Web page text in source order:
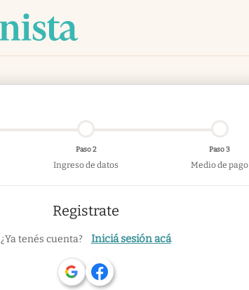
Paso 2
Ingreso de datos
Paso 3
Medio de pago
Registrate
¿Ya tenés cuenta? Iniciá sesión acá